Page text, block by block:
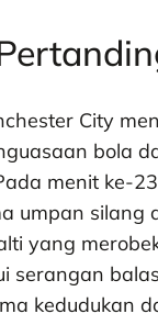
City
bola
menit ke-
umpan silang
yang
serangan
kedudukan